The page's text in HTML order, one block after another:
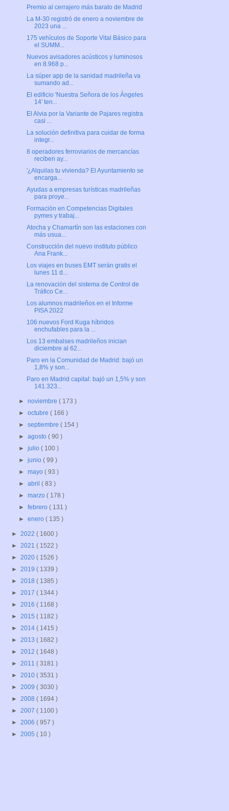
Premio al cerrajero más barato de Madrid
La M-30 registró de enero a noviembre de
2023 una ...
175 vehículos de Soporte Vital Básico para
el SUMM...
Nuevos avisadores acústicos y luminosos
en 8.968 p...
La súper app de la sanidad madrileña va
sumando ad...
El edificio 'Nuestra Señora de los Ángeles
14' ten...
El Alvia por la Variante de Pajares registra
casi ...
La solución definitiva para cuidar de forma
integr...
8 operadores ferroviarios de mercancías
reciben ay...
'¿Alquilas tu vivienda? El Ayuntamiento se
encarga...
Ayudas a empresas turísticas madrileñas
para proye...
Formación en Competencias Digitales
pymes y trabaj...
Atocha y Chamartín son las estaciones con
más usua...
Construcción del nuevo instituto público
Ana Frank...
Los viajes en buses EMT serán gratis el
lunes 11 d...
La renovación del sistema de Control de
Tráfico Ce...
Los alumnos madrileños en el Informe
PISA 2022
106 nuevos Ford Kuga híbridos
enchufables para la ...
Los 13 embalses madrileños inician
diciembre al 62...
Paro en la Comunidad de Madrid: bajó un
1,8% y son...
Paro en Madrid capital: bajó un 1,5% y son
141.323...
►noviembre( 173 )
►octubre( 166 )
►septiembre( 154 )
►agosto( 90 )
►julio( 100 )
►junio( 99 )
►mayo( 93 )
►abril( 83 )
►marzo( 178 )
►febrero( 131 )
►enero( 135 )
► 2022 ( 1600 )
► 2021 ( 1522 )
► 2020 ( 1526 )
► 2019 ( 1339 )
► 2018 ( 1385 )
► 2017 ( 1344 )
► 2016 ( 1168 )
► 2015 ( 1182 )
► 2014 ( 1415 )
► 2013 ( 1682 )
► 2012 ( 1648 )
► 2011 ( 3181 )
► 2010 ( 3531 )
► 2009 ( 3030 )
► 2008 ( 1694 )
► 2007 ( 1100 )
► 2006 ( 957 )
► 2005 ( 10 )